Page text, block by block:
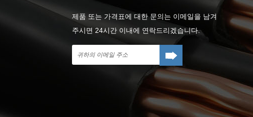
제품 또는 가격표에 대한 문의는 이메일을 남겨
주시면 24시간 이내에 연락드리겠습니다.